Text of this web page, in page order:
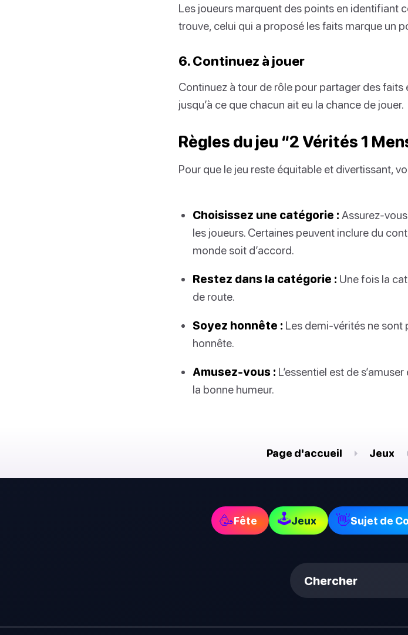
Les joueurs marquent des points en identifiant
trouve, celui qui a proposé les faits marque un
6. Continuez à jouer
Continuez à tour de rôle pour partager des
jusqu’à ce que chacun ait eu la chance de jouer.
Règles du jeu “2 Vérités 1
Pour que le jeu reste équitable et divertissant,
Choisissez une catégorie : Assurez-
les joueurs. Certaines peuvent inclure du
monde soit d’accord.
Restez dans la catégorie : Une fois la
de route.
Soyez honnête : Les demi-vérités ne sont
honnête.
Amusez-vous : L’essentiel est de
la bonne humeur.
Page d'accueil Jeux
🥳Fête 🕹Jeux 👋Sujet de
Chercher